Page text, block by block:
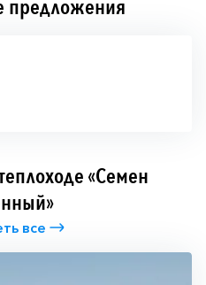
Здесь находится
датируемый 1777
предложения
«Семен
все